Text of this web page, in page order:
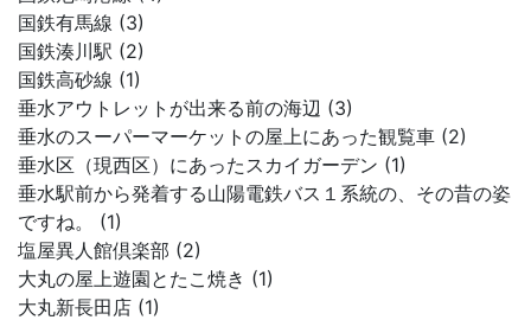
国鉄有馬線 (3)
国鉄湊川駅 (2)
国鉄高砂線 (1)
垂水アウトレットが出来る前の海辺 (3)
垂水のスーパーマーケットの屋上にあった観覧車 (2)
垂水区（現西区）にあったスカイガーデン (1)
垂水駅前から発着する山陽電鉄バス１系統の、その昔の姿
ですね。 (1)
塩屋異人館倶楽部 (2)
大丸の屋上遊園とたこ焼き (1)
大丸新長田店 (1)